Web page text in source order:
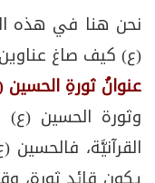
نحن هنا في هذه
(ع) كيف صاغ
عنوانُ ثورةِ الحسين
وثورة الحسين
القرآنيَّة،